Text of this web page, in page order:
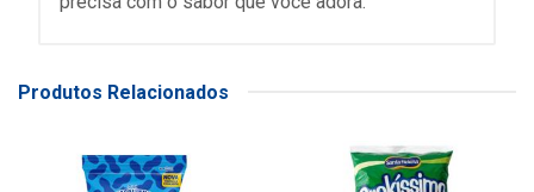
Produtos Relacionados